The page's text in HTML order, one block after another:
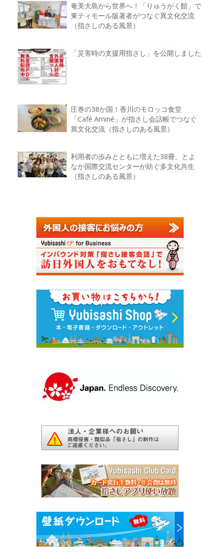
奄美大島から世界へ！「りゅうがく館」で
東ティモール版著者がつなぐ異文化交流
（指さしのある風景）
「災害時の支援用指さし」を公開しました
圧巻の38か国！香川のモロッコ食堂
「Café Aminé」が指さし会話帳でつなぐ
異文化交流（指さしのある風景）
利用者の歩みとともに増えた38冊。とよ
なか国際交流センターが紡ぐ多文化共生
（指さしのある風景）